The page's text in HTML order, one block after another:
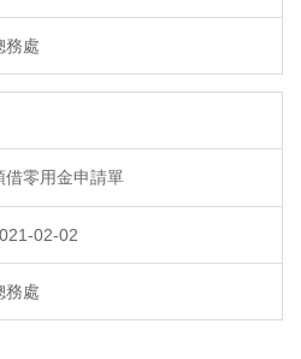
務處
借零用金申請單
02-02
務處